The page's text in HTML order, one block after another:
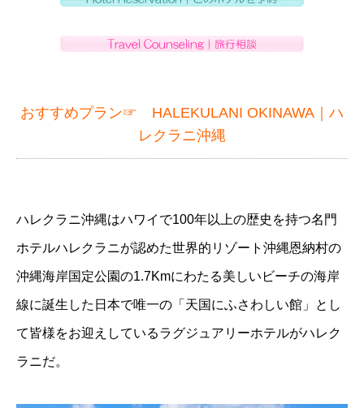
おすすめプラン☞
HALEKULANI OKINAWA｜ハ
レクラニ沖縄
ハレクラニ沖縄はハワイで100年以上の歴史を持つ名門
ホテルハレクラニが認めた世界的リゾート沖縄恩納村の
沖縄海岸国定公園の1.7Kmにわたる美しいビーチの海岸
線に誕生した日本で唯一の「天国にふさわしい館」とし
て皆様をお迎えしているラグジュアリーホテルがハレク
ラニだ。